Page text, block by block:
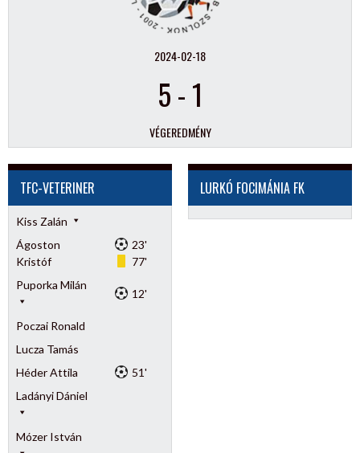
2024-02-18
5-1
VÉGEREDMÉNY
TFC-VETERINER
Kiss Zalán
Ágoston
Kristóf
23'
77'
Puporka Milán
12'
Poczai Ronald
Lucza Tamás
Héder Attila
51'
Ladányi Dániel
Mózer István
LURKÓ FOCIMÁNIA FK